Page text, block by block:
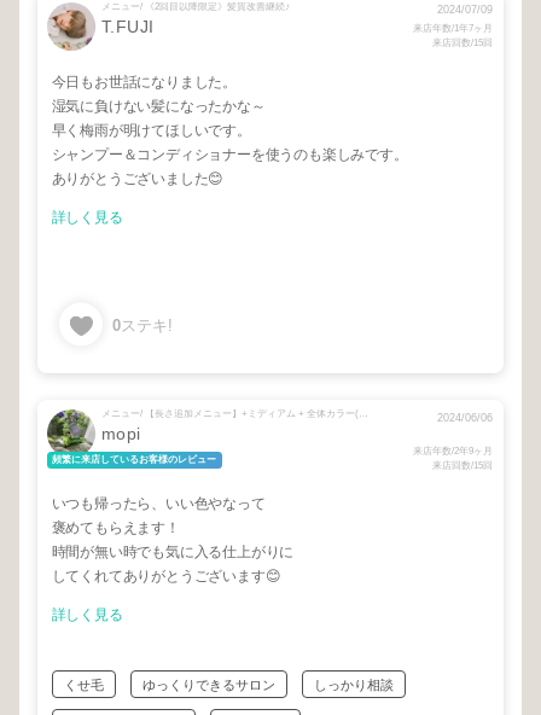
メニュー/ 《2回目以降限定》髪質改善継続♪
T.FUJI
2024/07/09
来店年数/1年7ヶ月
来店回数/15回
今日もお世話になりました。
湿気に負けない髪になったかな～
早く梅雨が明けてほしいです。
シャンプー＆コンディショナーを使うのも楽しみです。
ありがとうございました😊
詳しく見る
0ステキ!
メニュー/ 【長さ追加メニュー】+ミディアム + 全体カラー(ショートヘア価格)
mopi
頻繁に来店しているお客様のレビュー
2024/06/06
来店年数/2年9ヶ月
来店回数/15回
いつも帰ったら、いい色やなって
褒めてもらえます！
時間が無い時でも気に入る仕上がりに
してくれてありがとうございます😊
詳しく見る
くせ毛 ゆっくりできるサロン しっかり相談